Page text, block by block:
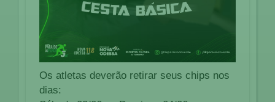
Os atletas deverão retirar seus chips nos
dias: